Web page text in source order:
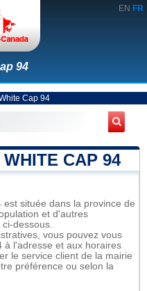
EN FR
94
Cap 94
CAP 94
située dans la province de
et d'autres
dessous.
vous pouvez vous
à l'adresse et aux horaires
le service client de la mairie
préférence ou selon la